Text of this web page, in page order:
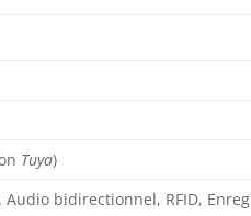
Tuya)
Audio bidirectionnel, RFID,